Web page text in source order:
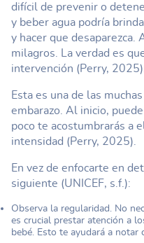
difícil de prevenir o
y beber agua podría
y hacer que desaparezca.
milagros. La verdad es
intervención (Perry, 2025).
Esta es una de las
embarazo. Al inicio,
poco te acostumbrarás a
intensidad (Perry, 2025).
En vez de enfocarte en
siguiente (UNICEF, s.f.):
Observa la regularidad. No
es crucial prestar atención a
bebé. Esto te ayudará a notar